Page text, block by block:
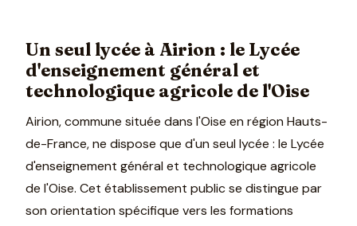
Un seul lycée à Airion : le Lycée
d'enseignement général et
technologique agricole de l'Oise
Airion, commune située dans l'Oise en région Hauts-
de-France, ne dispose que d'un seul lycée : le Lycée
d'enseignement général et technologique agricole
de l'Oise. Cet établissement public se distingue par
son orientation spécifique vers les formations